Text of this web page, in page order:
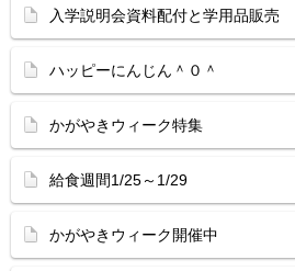
入学説明会資料配付と学用品販売
ハッピーにんじん＾０＾
かがやきウィーク特集
給食週間1/25～1/29
かがやきウィーク開催中